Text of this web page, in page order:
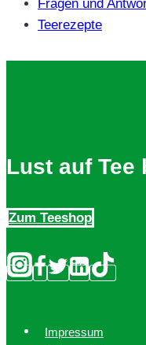
Fragen und
Teerezepte
Lust auf Tee
Zum Teeshop
Impressum